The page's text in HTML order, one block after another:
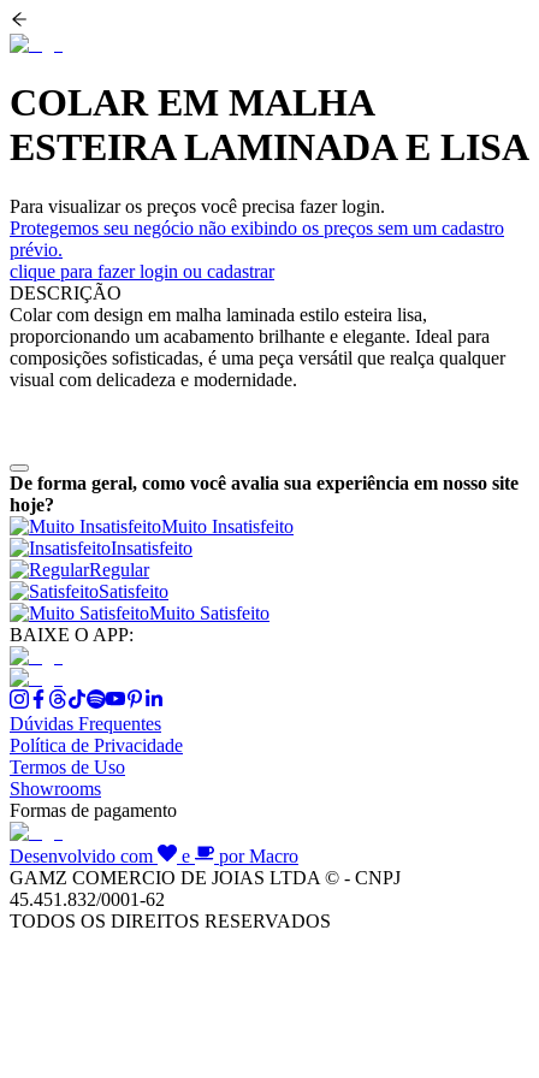
COLAR EM MALHA
ESTEIRA LAMINADA E LISA
Para visualizar os preços você precisa fazer login.
Protegemos seu negócio não exibindo os preços sem um cadastro
prévio.
clique para fazer login ou cadastrar
DESCRIÇÃO
Colar com design em malha laminada estilo esteira lisa,
proporcionando um acabamento brilhante e elegante. Ideal para
composições sofisticadas, é uma peça versátil que realça qualquer
visual com delicadeza e modernidade.
De forma geral, como você avalia sua experiência em nosso site
hoje?
Muito Insatisfeito
Insatisfeito
Regular
Satisfeito
Muito Satisfeito
BAIXE O APP:
Dúvidas Frequentes
Política de Privacidade
Termos de Uso
Showrooms
Formas de pagamento
Desenvolvido com e
por Macro
GAMZ COMERCIO DE JOIAS LTDA © - CNPJ
45.451.832/0001-62
TODOS OS DIREITOS RESERVADOS